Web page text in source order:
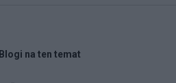
Blogi na ten temat